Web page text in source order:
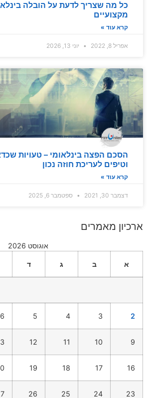
כל מה שצריך לדעת על הובלה
מקצועיים
קרא עוד »
אפריל 8, 2022 יוני 13, 2026
הסכם הפצה בינלאומי – טעויות
וטיפים לעריכת חוזה נכון
קרא עוד »
דצמבר 30, 2021 ספטמבר 6, 2025
ארכיון מאמרים
אוגוסט 2026
א ב ג ד
2
3
4
5
6
9
10
11
12
16
17
18
19
23
24
25
26